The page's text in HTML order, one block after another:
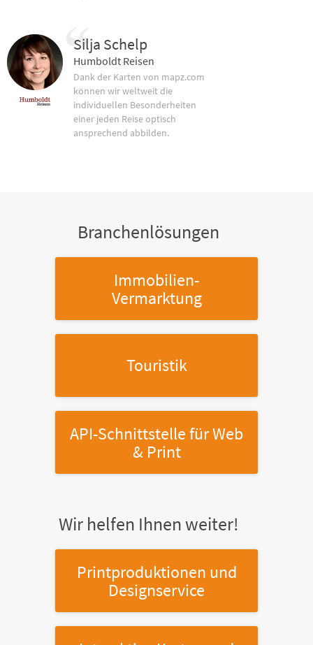
Silja Schelp
Humboldt Reisen
Dank der Karten von mapz.com
können wir weltweit die
individuellen Besonderheiten
einer jeden Reise optisch
ansprechend abbilden.
Branchenlösungen
Immobilien-
Vermarktung
Touristik
API-Schnittstellefür Web
& Print
Wir helfen Ihnen weiter!
Printproduktionen und
Designservice